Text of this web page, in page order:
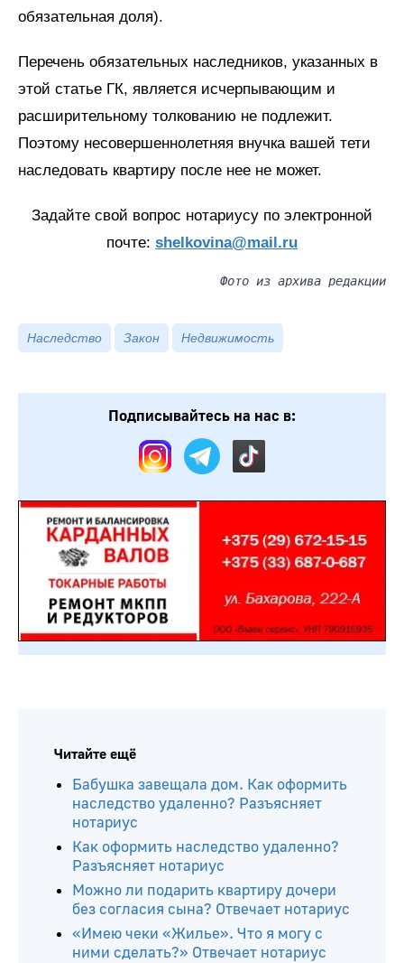
обязательная доля).
Перечень обязательных наследников, указанных в
этой статье ГК, является исчерпывающим и
расширительному толкованию не подлежит.
Поэтому несовершеннолетняя внучка вашей тети
наследовать квартиру после нее не может.
Задайте свой вопрос нотариусу по электронной
почте: shelkovina@mail.ru
Фото из архива редакции
Наследство Закон Недвижимость
Подписывайтесь на нас в:
Читайте ещё
Бабушка завещала дом. Как оформить
наследство удаленно? Разъясняет
нотариус
Как оформить наследство удаленно?
Разъясняет нотариус
Можно ли подарить квартиру дочери
без согласия сына? Отвечает нотариус
«Имею чеки «Жилье». Что я могу с
ними сделать?» Отвечает нотариус